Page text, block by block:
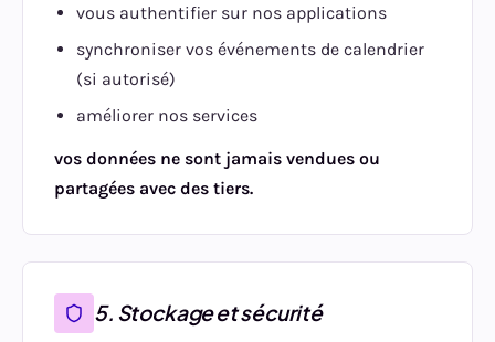
vous authentifier sur nos applications
synchroniser vos événements de calendrier
(si autorisé)
améliorer nos services
vos données ne sont jamais vendues ou
partagées avec des tiers.
5. Stockage et sécurité